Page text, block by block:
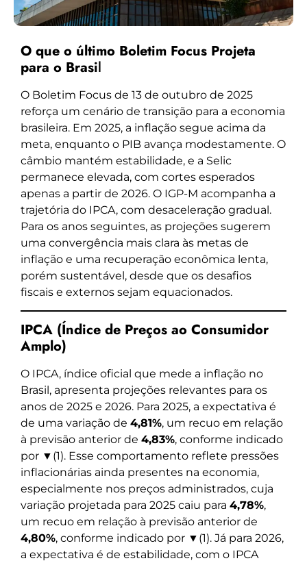
O que o último Boletim Focus Projeta
para o Brasil
O Boletim Focus de 13 de outubro de 2025
reforça um cenário de transição para a economia
brasileira. Em 2025, a inflação segue acima da
meta, enquanto o PIB avança modestamente. O
câmbio mantém estabilidade, e a Selic
permanece elevada, com cortes esperados
apenas a partir de 2026. O IGP-M acompanha a
trajetória do IPCA, com desaceleração gradual.
Para os anos seguintes, as projeções sugerem
uma convergência mais clara às metas de
inflação e uma recuperação econômica lenta,
porém sustentável, desde que os desafios
fiscais e externos sejam equacionados.
IPCA (Índice de Preços ao Consumidor
Amplo)
O IPCA, índice oficial que mede a inflação no
Brasil, apresenta projeções relevantes para os
anos de 2025 e 2026. Para 2025, a expectativa é
de uma variação de 4,81%, um recuo em relação
à previsão anterior de 4,83%, conforme indicado
por ▼(1). Esse comportamento reflete pressões
inflacionárias ainda presentes na economia,
especialmente nos preços administrados, cuja
variação projetada para 2025 caiu para 4,78%,
um recuo em relação à previsão anterior de
4,80%, conforme indicado por ▼(1). Já para 2026,
a expectativa é de estabilidade, com o IPCA